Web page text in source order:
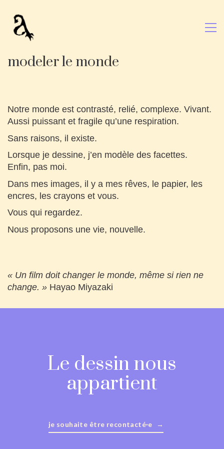
modeler le monde
Notre monde est contrasté, relié, complexe. Vivant.
Aussi puissant et fragile qu’une respiration.
Sans raisons, il existe.
Lorsque je dessine, j’en modèle des facettes.
Enfin, pas moi.
Dans mes images, il y a mes rêves, le papier, les
encres, les crayons et vous.
Vous qui regardez.
Nous proposons une vie, nouvelle.
« Un film doit changer le monde, même si rien ne
change. » Hayao Miyazaki
Le dessin nous
appartient
je souhaite être recontacté·e